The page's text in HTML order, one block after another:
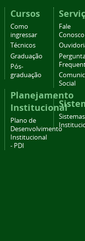
Cursos
Como
ingressar
Técnicos
Graduação
Pós-
graduação
Planejamento
Institucional
Plano de
Desenvolvimento
Institucional
- PDI
Fale
Conosco
Social
Sistemas